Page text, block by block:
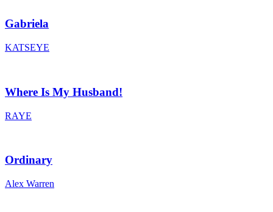
Gabriela
KATSEYE
Where Is My Husband!
RAYE
Ordinary
Alex Warren